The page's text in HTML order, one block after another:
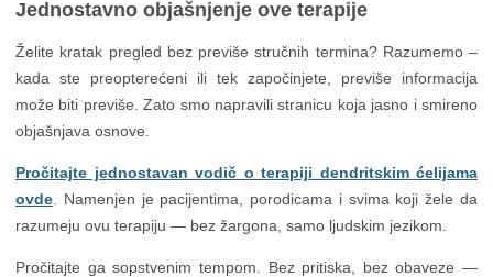
Jednostavno objašnjenje ove terapije
Želite kratak pregled bez previše stručnih termina? Razumemo –
kada ste preopterećeni ili tek započinjete, previše informacija
može biti previše. Zato smo napravili stranicu koja jasno i smireno
objašnjava osnove.
Pročitajte jednostavan vodič o terapiji dendritskim ćelijama
ovde . Namenjen je pacijentima, porodicama i svima koji žele da
razumeju ovu terapiju — bez žargona, samo ljudskim jezikom.
Pročitajte ga sopstvenim tempom. Bez pritiska, bez obaveze —